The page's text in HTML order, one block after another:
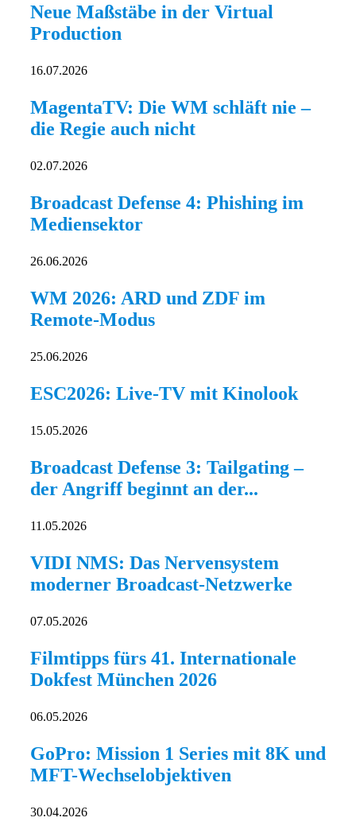
Neue Maßstäbe in der Virtual
Production
16.07.2026
MagentaTV: Die WM schläft nie –
die Regie auch nicht
02.07.2026
Broadcast Defense 4: Phishing im
Mediensektor
26.06.2026
WM 2026: ARD und ZDF im
Remote-Modus
25.06.2026
ESC2026: Live-TV mit Kinolook
15.05.2026
Broadcast Defense 3: Tailgating –
der Angriff beginnt an der...
11.05.2026
VIDI NMS: Das Nervensystem
moderner Broadcast-Netzwerke
07.05.2026
Filmtipps fürs 41. Internationale
Dokfest München 2026
06.05.2026
GoPro: Mission 1 Series mit 8K und
MFT-Wechselobjektiven
30.04.2026